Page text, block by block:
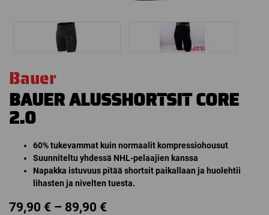
Bauer
BAUER ALUSSHORTSIT CORE
2.0
60% tukevammat kuin normaalit kompressiohousut
Suunniteltu yhdessä NHL-pelaajien kanssa
Napakka istuvuus pitää shortsit paikallaan ja huolehtii
lihasten ja nivelten tuesta.
79,90 € – 89,90 €